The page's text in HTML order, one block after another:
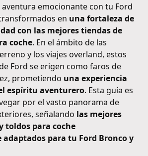
emocionante con tu Ford
en una fortaleza de
con las mejores tiendas de
coche. En el ámbito de las
y los viajes overland, estos
Ford se erigen como faros de
prometiendo una experiencia
espíritu aventurero. Esta guía es
por el vasto panorama de
señalando las mejores
toldos para coche
para tu Ford Bronco y